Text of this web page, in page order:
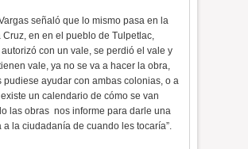
señaló que lo mismo pasa en la
Cruz, en en el pueblo de Tulpetlac,
con un vale, se perdió el vale y
vale, ya no se va a hacer la obra,
pudiese ayudar con ambas colonias, o a
un calendario de cómo se van
las obras nos informe para darle una
a la ciudadanía de cuando les tocaría”.